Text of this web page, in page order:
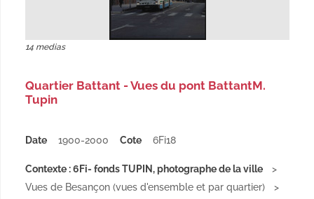
14 medias
Quartier Battant - Vues du pont BattantM.
Tupin
Date 1900-2000 Cote 6Fi18
Contexte : 6Fi- fonds TUPIN, photographe de la ville
Vues de Besançon (vues d'ensemble et par quartier)